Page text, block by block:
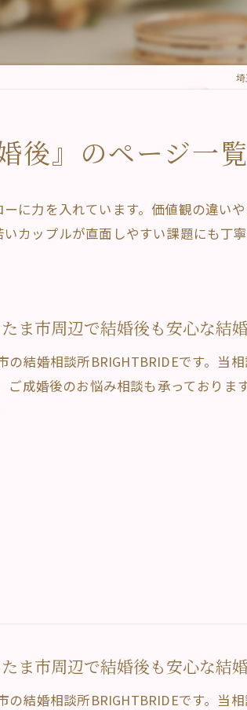
後』のページ一覧
に力を入れています。価値観の違い
カップルが直面しやすい課題にも丁
ま市周辺で結婚後も安心な結
の結婚相談所BRIGHTBRIDEです。当
ご成婚後のお悩み相談も承っており
ま市周辺で結婚後も安心な結
の結婚相談所BRIGHTBRIDEです。当